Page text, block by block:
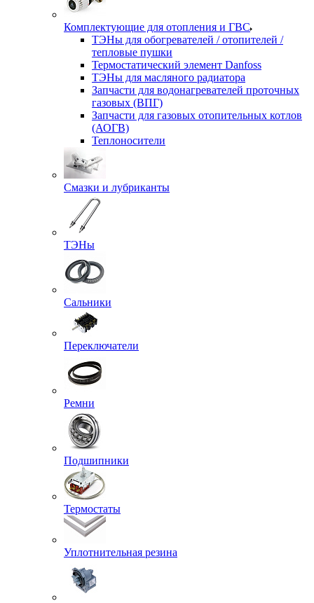
Комплектующие для отопления и ГВС
ТЭНы для обогревателей / отопителей /
тепловые пушки
Термостатический элемент Danfoss
ТЭНы для масляного радиатора
Запчасти для водонагревателей проточных
газовых (ВПГ)
Запчасти для газовых отопительных котлов
(АОГВ)
Теплоносители
Смазки и лубриканты
ТЭНы
Сальники
Переключатели
Ремни
Подшипники
Термостаты
Уплотнительная резина